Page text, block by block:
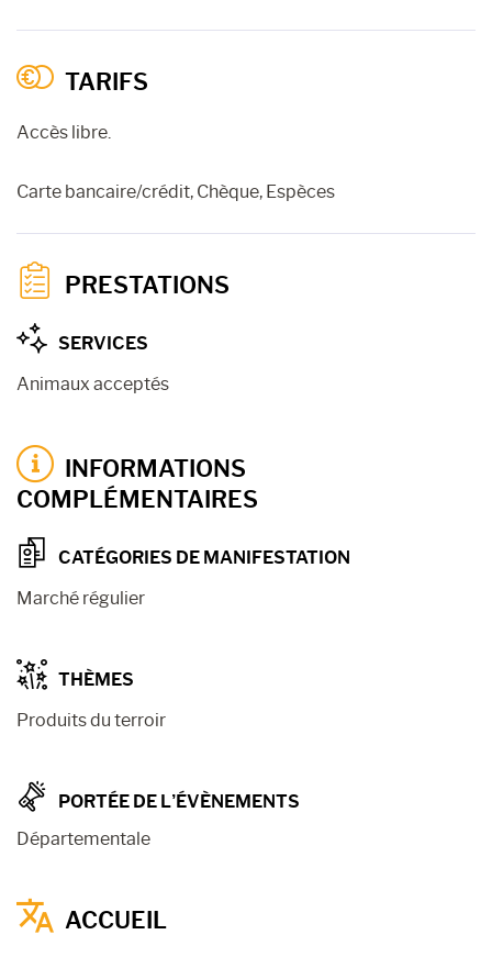
TARIFS
Accès libre.
Carte bancaire/crédit, Chèque, Espèces
PRESTATIONS
SERVICES
Animaux acceptés
INFORMATIONS
COMPLÉMENTAIRES
CATÉGORIES DE MANIFESTATION
Marché régulier
THÈMES
Produits du terroir
PORTÉE DE L’ÉVÈNEMENTS
Départementale
ACCUEIL